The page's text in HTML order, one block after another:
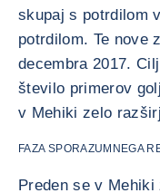
skupaj s potrdilom
potrdilom. Te nove
decembra 2017.
število primerov
v Mehiki zelo
FAZA SPORAZUMNEGA
Preden se v